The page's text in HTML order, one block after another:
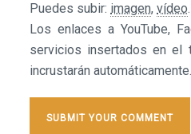
Puedes subir: imagen,vídeo.
Los enlaces a YouTube,
servicios insertados en el
incrustarán automáticamente.